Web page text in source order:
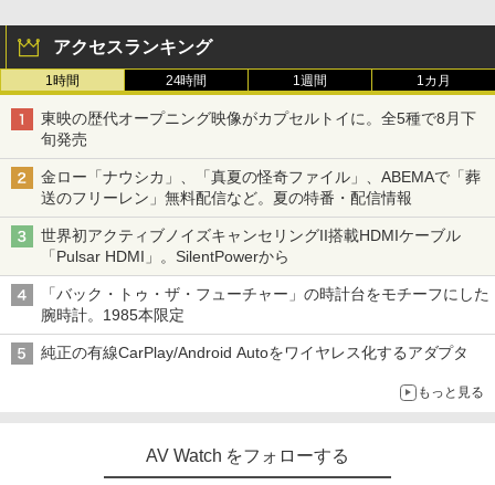
アクセスランキング
1時間 24時間 1週間 1カ月
東映の歴代オープニング映像がカプセルトイに。全5種で8月下
旬発売
金ロー「ナウシカ」、「真夏の怪奇ファイル」、ABEMAで「葬
送のフリーレン」無料配信など。夏の特番・配信情報
世界初アクティブノイズキャンセリングII搭載HDMIケーブル
「Pulsar HDMI」。SilentPowerから
「バック・トゥ・ザ・フューチャー」の時計台をモチーフにした
腕時計。1985本限定
純正の有線CarPlay/Android Autoをワイヤレス化するアダプタ
もっと見る
AV Watch をフォローする